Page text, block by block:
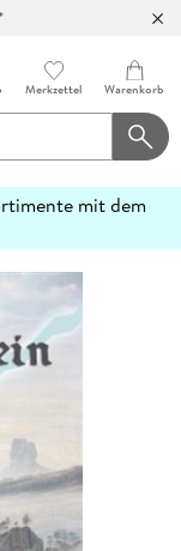
Merkzettel Warenkorb
mit dem